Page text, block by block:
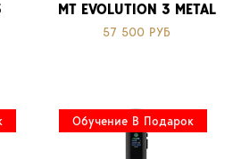
MT EVOLUTION 3 METAL
57 500 РУБ
Обучение В Подарок